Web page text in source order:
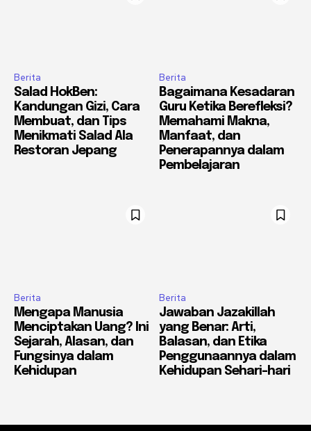
Berita
Salad HokBen:
Kandungan Gizi, Cara
Membuat, dan Tips
Menikmati Salad Ala
Restoran Jepang
Berita
Bagaimana Kesadaran
Guru Ketika Berefleksi?
Memahami Makna,
Manfaat, dan
Penerapannya dalam
Pembelajaran
Berita
Mengapa Manusia
Menciptakan Uang? Ini
Sejarah, Alasan, dan
Fungsinya dalam
Kehidupan
Berita
Jawaban Jazakillah
yang Benar: Arti,
Balasan, dan Etika
Penggunaannya dalam
Kehidupan Sehari-hari